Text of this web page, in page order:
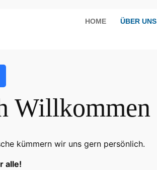
HOME ÜBER UNS
Willkommen
kümmern wir uns gern persönlich.
alle!